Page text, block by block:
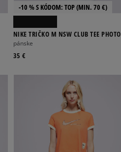
-10 % S KÓDOM: TOP (MIN. 70 €)
NIKE TRIČKO M NSW CLUB TEE PHOTO
pánske
35 €